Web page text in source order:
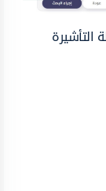
التأشيرة